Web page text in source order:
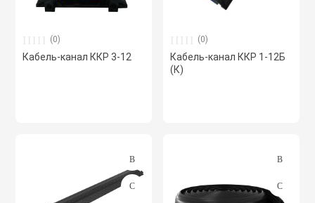
(0)
Кабель-канал ККР 3-12
(0)
Кабель-канал ККР 1-12Б
(К)